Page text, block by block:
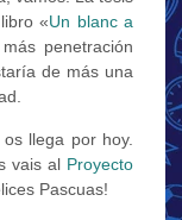
«Un blanc a
penetración
de más una
llega por hoy.
vais al Proyecto
Pascuas!